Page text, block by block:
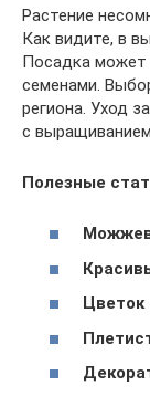
Растение
Как видите, в
Посадка может
семенами.
региона. Уход
с
Полезные
Цветок